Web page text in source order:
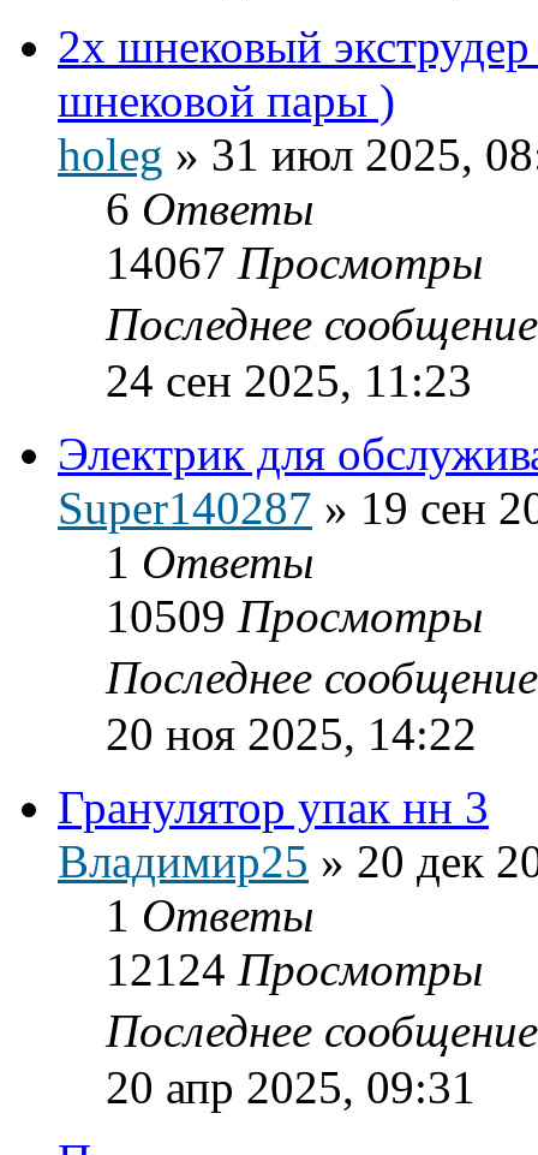
2х шнековый
шнековой пары )
holeg » 31 июл 2025,
6 Ответы
14067 Просмотры
Последнее
24 сен 2025, 11:23
Электрик для
Super140287 » 19 сен
1 Ответы
10509 Просмотры
Последнее
20 ноя 2025, 14:22
Гранулятор упак нн 3
Владимир25 » 20 дек
1 Ответы
12124 Просмотры
Последнее
20 апр 2025, 09:31